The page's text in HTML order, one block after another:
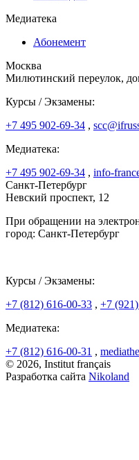
Медиатека
Абонемент
Москва
Милютинский переулок,
Курсы / Экзамены:
+7 495 902-69-34 ,
Медиатека:
+7 495 902-69-34 , info-
Санкт-Петербург
Невский проспект, 12
При обращении на
город: Санкт-Петербург
Курсы / Экзамены:
+7 (812) 616-00-33 , +7
Медиатека:
+7 (812) 616-00-31 ,
© 2026, Institut français
Разработка сайта Nikoland